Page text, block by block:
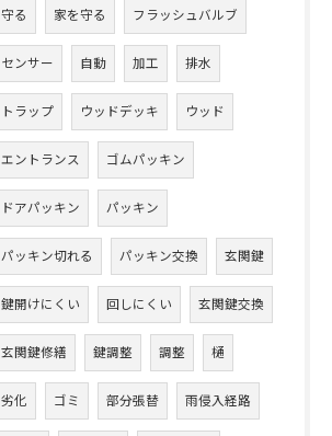
守る 家を守る フラッシュバルブ
センサー 自動 加工 排水
トラップ ウッドデッキ ウッド
エントランス ゴムパッキン
ドアパッキン パッキン
パッキン切れる パッキン交換 玄関鍵
鍵開けにくい 回しにくい 玄関鍵交換
玄関鍵修繕 鍵調整 調整 樋
劣化 ゴミ 部分張替 雨侵入経路